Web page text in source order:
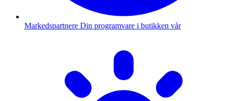
Markedspartnere Din programvare i butikken vår